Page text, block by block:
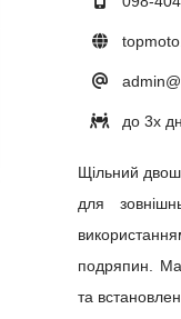
до 3х
Щільний
для
подряпин.
та